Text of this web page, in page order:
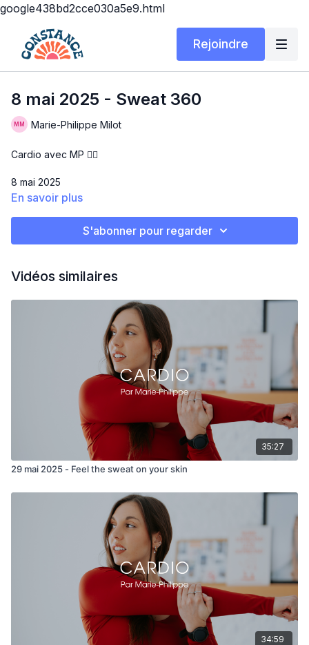
google438bd2cce030a5e9.html
Rejoindre
8 mai 2025 - Sweat 360
Marie-Philippe Milot
Cardio avec MP ❤️‍🔥
8 mai 2025
cardio intense à faire, vous serez servis! Que dire de ce
écoutez-vous SVP!! C’est intense mais vous serez fier de vous
- High knees burpees
- Lunge walk squat 180
- Push up side plank
- Sit ups punch
- Roll down shoulders taps
- Knee to chest leg extend alt
En savoir plus
S'abonner pour regarder
Vidéos similaires
35:27
29 mai 2025 - Feel the sweat on your skin
34:59